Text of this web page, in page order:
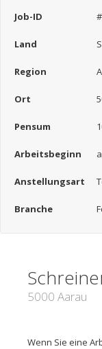
Job-ID
Land
Region
Ort
Pensum
Arbeitsbeginn
Anstellungsart
Branche
5000 Aarau
Wenn Sie eine